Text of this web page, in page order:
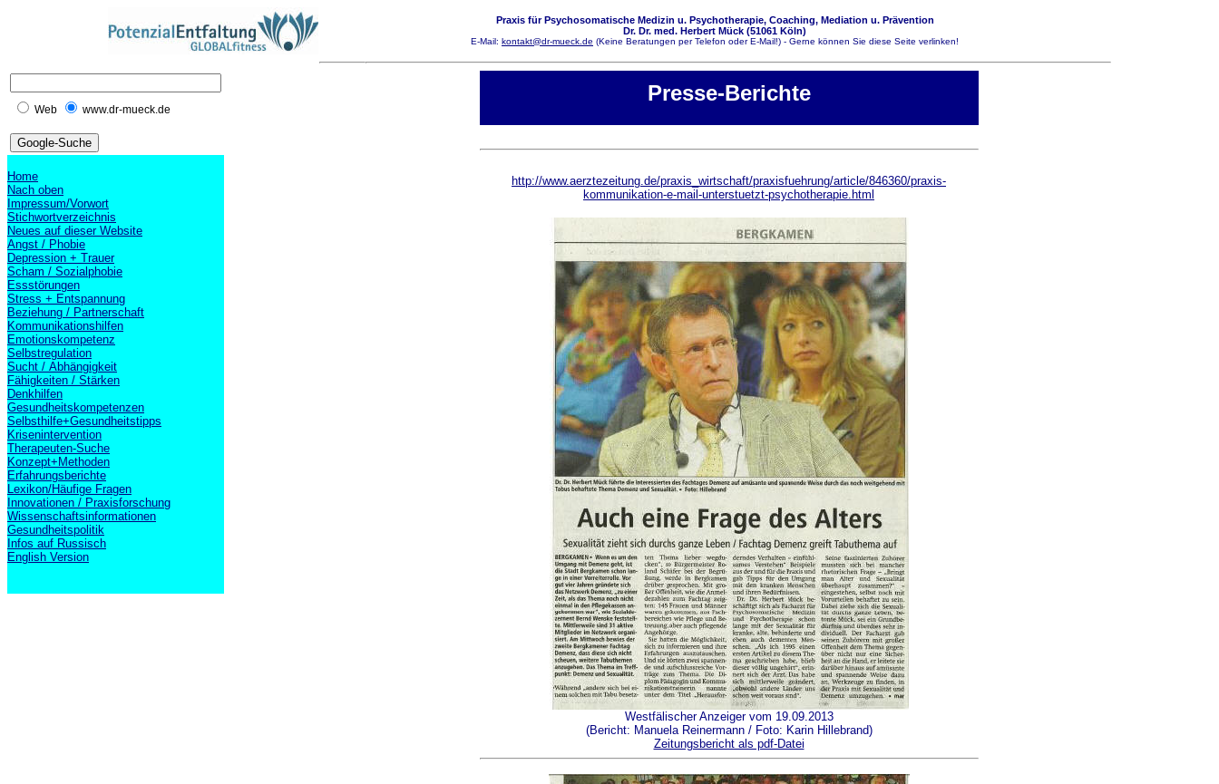
Praxis für Psychosomatische Medizin u. Psychotherapie, Coaching, Mediation u. Prävention
Dr. Dr. med. Herbert Mück (51061 Köln)
E-Mail: kontakt@dr-mueck.de (Keine Beratungen per Telefon oder E-Mail!) - Gerne können Sie diese Seite verlinken!
Web www.dr-mueck.de
Home
Nach oben
Impressum/Vorwort
Stichwortverzeichnis
Neues auf dieser Website
Angst / Phobie
Depression + Trauer
Scham / Sozialphobie
Essstörungen
Stress + Entspannung
Beziehung / Partnerschaft
Kommunikationshilfen
Emotionskompetenz
Selbstregulation
Sucht / Abhängigkeit
Fähigkeiten / Stärken
Denkhilfen
Gesundheitskompetenzen
Selbsthilfe+Gesundheitstipps
Krisenintervention
Therapeuten-Suche
Konzept+Methoden
Erfahrungsberichte
Lexikon/Häufige Fragen
Innovationen / Praxisforschung
Wissenschaftsinformationen
Gesundheitspolitik
Infos auf Russisch
English Version
Presse-Berichte
http://www.aerztezeitung.de/praxis_wirtschaft/praxisfuehrung/article/846360/praxis-
kommunikation-e-mail-unterstuetzt-psychotherapie.html
Westfälischer Anzeiger vom 19.09.2013
(Bericht: Manuela Reinermann / Foto: Karin Hillebrand)
Zeitungsbericht als pdf-Datei